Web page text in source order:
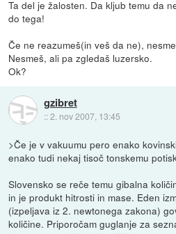
Ta del je žalosten. Da kljub temu da
do tega!
Če ne reazumeš(in veš da ne),
Nesmeš, ali pa zgledaš luzersko.
Ok?
gzibret
::2. nov 2007, 13:45
>Če je v vakuumu pero enako
enako tudi nekaj tisoč tonskemu
Slovensko se reče temu gibalna
in je produkt hitrosti in mase. Eden
(izpeljava iz 2. newtonega zakona)
količine. Priporočam guglanje za